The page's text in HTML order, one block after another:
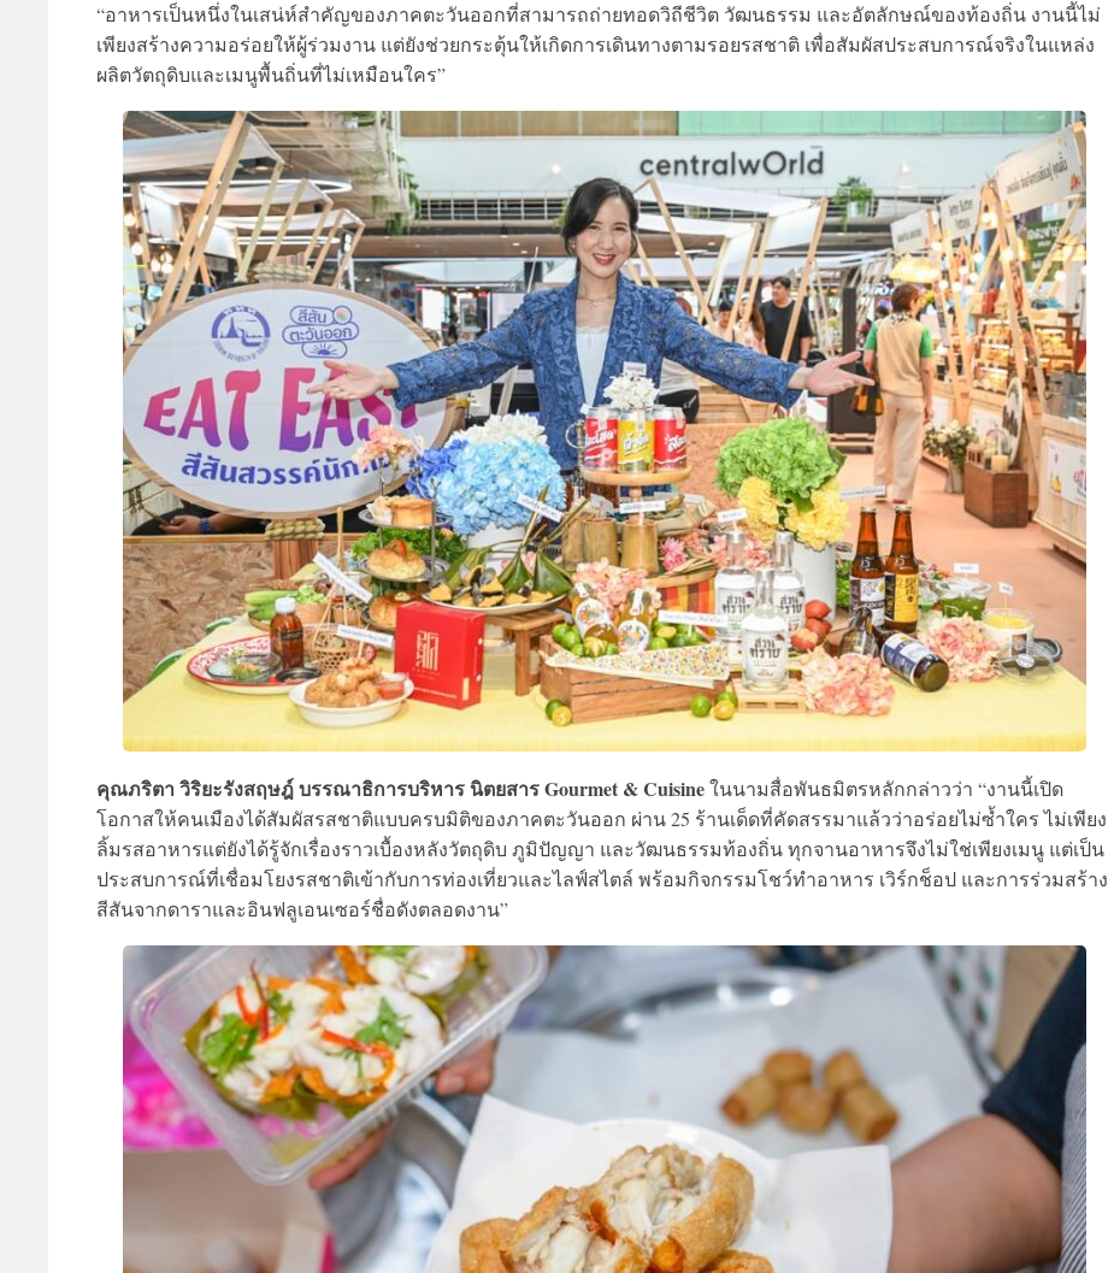
“อาหารเป็นหนึ่งในเสน่ห์สำคัญของภาคตะวันออกที่สามารถถ่ายทอดวิถีชีวิต วัฒนธรรม และอัตลักษณ์ของท้องถิ่น งานนี้ไม่
เพียงสร้างความอร่อยให้ผู้ร่วมงาน แต่ยังช่วยกระตุ้นให้เกิดการเดินทางตามรอยรสชาติ เพื่อสัมผัสประสบการณ์จริงในแหล่ง
ผลิตวัตถุดิบและเมนูพื้นถิ่นที่ไม่เหมือนใคร”
คุณภริตา วิริยะรังสฤษฎ์ บรรณาธิการบริหาร นิตยสาร Gourmet & Cuisineในนามสื่อพันธมิตรหลักกล่าวว่า “งานนี้เปิด
โอกาสให้คนเมืองได้สัมผัสรสชาติแบบครบมิติของภาคตะวันออก ผ่าน 25 ร้านเด็ดที่คัดสรรมาแล้วว่าอร่อยไม่ซ้ำใคร ไม่เพียง
ลิ้มรสอาหารแต่ยังได้รู้จักเรื่องราวเบื้องหลังวัตถุดิบ ภูมิปัญญา และวัฒนธรรมท้องถิ่น ทุกจานอาหารจึงไม่ใช่เพียงเมนู แต่เป็น
ประสบการณ์ที่เชื่อมโยงรสชาติเข้ากับการท่องเที่ยวและไลฟ์สไตล์ พร้อมกิจกรรมโชว์ทำอาหาร เวิร์กช็อป และการร่วมสร้าง
สีสันจากดาราและอินฟลูเอนเซอร์ชื่อดังตลอดงาน”